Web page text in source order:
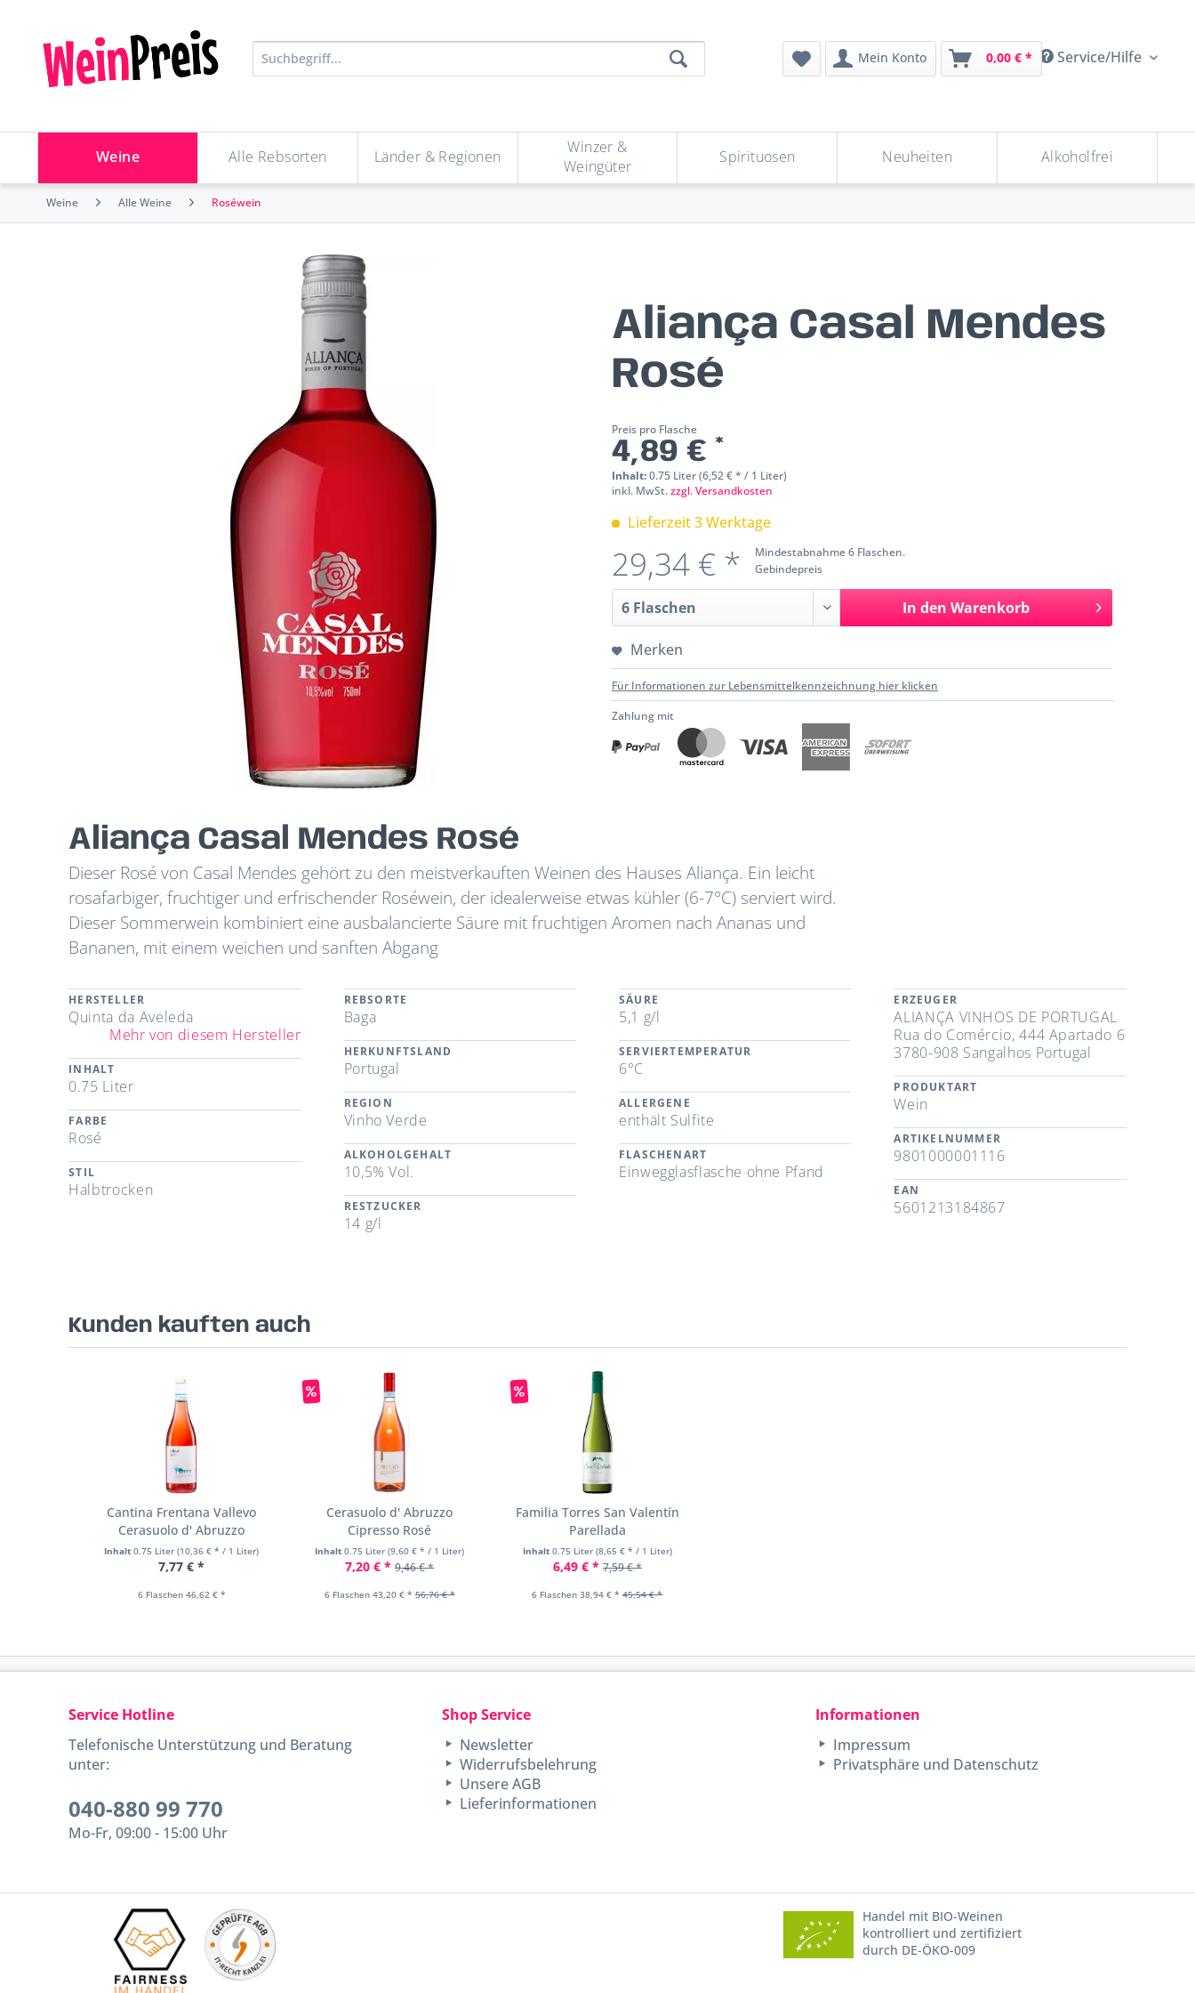
Service/Hilfe
Mein Konto 0,00 € *
Weine Alle Rebsorten Länder & Regionen
Winzer &
Weingüter
Spirituosen Neuheiten Alkoholfrei
Weine Alle Weine Roséwein
Aliança Casal Mendes
Rosé
Preis pro Flasche
4,89 € *
Inhalt:0.75 Liter (6,52 € * / 1 Liter)
inkl. MwSt.zzgl. Versandkosten
Lieferzeit 3 Werktage
Mindestabnahme 6 Flaschen.
Gebindepreis
29,34 € *
In den Warenkorb
Merken
Für Informationen zur Lebensmittelkennzeichnung hier klicken
Zahlung mit
Aliança Casal Mendes Rosé
Dieser Rosé von Casal Mendes gehört zu den meistverkauften Weinen des Hauses Aliança. Ein leicht
rosafarbiger, fruchtiger und erfrischender Roséwein, der idealerweise etwas kühler (6-7°C) serviert wird.
Dieser Sommerwein kombiniert eine ausbalancierte Säure mit fruchtigen Aromen nach Ananas und
Bananen, mit einem weichen und sanften Abgang
HERSTELLER
Quinta da Aveleda
Mehr von diesem Hersteller
INHALT
0.75 Liter
FARBE
Rosé
STIL
Halbtrocken
REBSORTE
Baga
HERKUNFTSLAND
Portugal
REGION
Vinho Verde
ALKOHOLGEHALT
10,5% Vol.
RESTZUCKER
14 g/l
SÄURE
5,1 g/l
SERVIERTEMPERATUR
6°C
ALLERGENE
enthält Sulfite
FLASCHENART
Einwegglasflasche ohne Pfand
ERZEUGER
ALIANÇA VINHOS DE PORTUGAL
Rua do Comércio, 444 Apartado 6
3780-908 Sangalhos Portugal
PRODUKTART
Wein
ARTIKELNUMMER
9801000001116
EAN
5601213184867
Kunden kauften auch
Cantina Frentana Vallevo
Cerasuolo d' Abruzzo
Inhalt0.75 Liter(10,36 € * / 1 Liter)
7,77 € *
6 Flaschen 46,62 € *
Cerasuolo d' Abruzzo
Cipresso Rosé
Inhalt0.75 Liter(9,60 € * / 1 Liter)
7,20 € * 9,46 € *
6 Flaschen 43,20 € * 56,76 € *
Familia Torres San Valentín
Parellada
Inhalt 0.75 Liter (8,65 € * / 1 Liter)
6,49 € * 7,59 € *
6 Flaschen 38,94 € * 45,54 € *
Service Hotline
Telefonische Unterstützung und Beratung
unter:
040-880 99 770
Mo-Fr, 09:00 - 15:00 Uhr
Shop Service
Newsletter
Widerrufsbelehrung
Unsere AGB
Lieferinformationen
Informationen
Impressum
Privatsphäre und Datenschutz
Handel mit BIO-Weinen
kontrolliert und zertifiziert
durch DE-ÖKO-009